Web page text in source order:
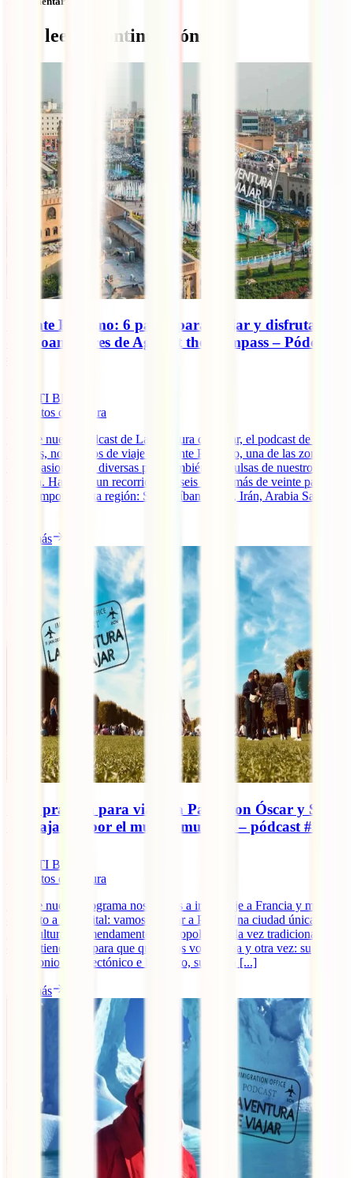
Qué leer a continuación
Oriente Próximo: 6 países para viajar y disfrutar,
con Joan Torres de Against the Compass – Pódcast
IATI Blog
minutos de lectura
En este nuevo podcast de La aventura de viajar, el podcast de IATI
seguros, nos vamos de viaje a Oriente Próximo, una de las zonas
más apasionantes, diversas pero también convulsas de nuestro
planeta. Haremos un recorrido por seis de los más de veinte países
que componen esta región: Siria, Líbano, Iraq, Irán, Arabia Saudita
Leer más
Guía práctica para viajar a París, con Óscar y Sonia
de Viajando por el mundo mundial – pódcast #58
IATI Blog
minutos de lectura
En este nuevo programa nos vamos a ir de viaje a Francia y más en
concreto a su capital: vamos a viajar a París. Una ciudad única,
multicultural, tremendamente cosmopolita y a la vez tradicional, y
que lo tiene todo para que queramos volver una y otra vez: su
patrimonio arquitectónico e histórico, su oferta [...]
Leer más